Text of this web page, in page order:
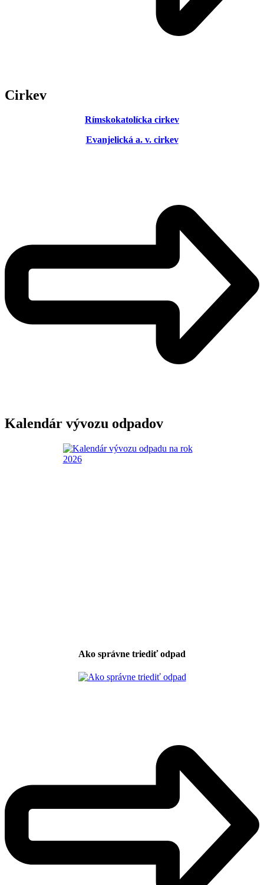
Cirkev
Rímskokatolícka cirkev
Evanjelická a. v. cirkev
Kalendár vývozu odpadov
Ako správne triediť odpad